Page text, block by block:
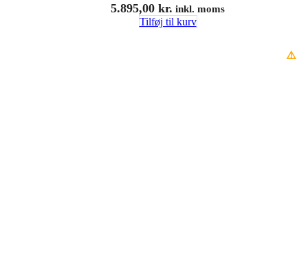
5.895,00 kr. inkl. moms
Tilføj til kurv
⚠️